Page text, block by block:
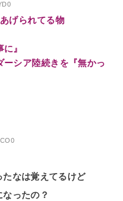
げられてる物
』
ーシア陸続きを『無かっ
なは覚えてるけど
ったの？